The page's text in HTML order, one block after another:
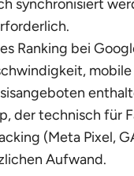
synchronisiert
Ranking bei
der technisch für
(Meta Pixel,
Aufwand.